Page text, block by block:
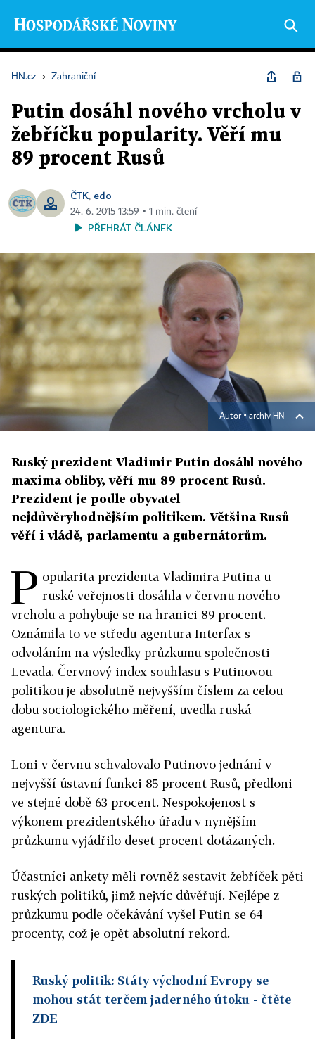
HN.cz › Zahraniční
Putin dosáhl nového vrcholu v
žebříčku popularity. Věří mu
89 procent Rusů
ČTK, edo
24. 6. 2015 13:59 ▪ 1 min. čtení
PŘEHRÁT ČLÁNEK
Autor ▪archiv HN
Ruský prezident Vladimir Putin dosáhl nového
maxima obliby, věří mu 89 procent Rusů.
Prezident je podle obyvatel
nejdůvěryhodnějším politikem. Většina Rusů
věří i vládě, parlamentu a gubernátorům.
P opularita prezidenta Vladimira Putina u
ruské veřejnosti dosáhla v červnu nového
vrcholu a pohybuje se na hranici 89 procent.
Oznámila to ve středu agentura Interfax s
odvoláním na výsledky průzkumu společnosti
Levada. Červnový index souhlasu s Putinovou
politikou je absolutně nejvyšším číslem za celou
dobu sociologického měření, uvedla ruská
agentura.
Loni v červnu schvalovalo Putinovo jednání v
nejvyšší ústavní funkci 85 procent Rusů, předloni
ve stejné době 63 procent. Nespokojenost s
výkonem prezidentského úřadu v nynějším
průzkumu vyjádřilo deset procent dotázaných.
Účastníci ankety měli rovněž sestavit žebříček pěti
ruských politiků, jimž nejvíc důvěřují. Nejlépe z
průzkumu podle očekávání vyšel Putin se 64
procenty, což je opět absolutní rekord.
Ruský politik: Státy východní Evropy se
mohou stát terčem jaderného útoku - čtěte
ZDE